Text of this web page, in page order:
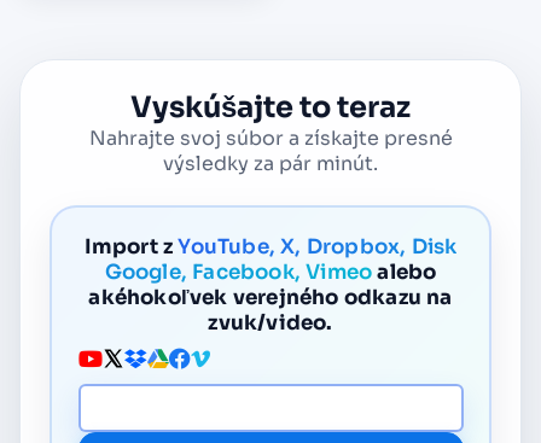
Vyskúšajte to teraz
Nahrajte svoj súbor a získajte presné
výsledky za pár minút.
Import zYouTube, X, Dropbox, Disk
Google, Facebook, Vimeoalebo
akéhokoľvek verejného odkazu na
zvuk/video.
URL média